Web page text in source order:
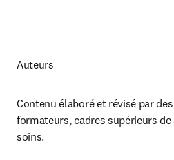
Auteurs
Contenu élaboré et révisé par
formateurs, cadres supérieurs
soins.